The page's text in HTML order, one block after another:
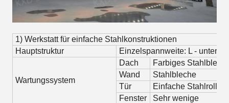
1) Werkstatt für einfache Stahlkonstruktionen
Hauptstruktur
Einzelspannweite: L - unter
Wartungssystem
Dach
Farbiges Stahlblech
Wand
Stahlbleche
Tür
Einfache
Fenster
Sehr wenige